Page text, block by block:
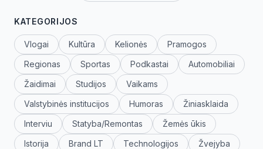
KATEGORIJOS
Vlogai Kultūra Kelionės
Pramogos
Regionas
Sportas Podkastai
Automobiliai
Žaidimai
Studijos
Vaikams
Valstybinės institucijos
Humoras
Žiniasklaida
Interviu
Statyba/Remontas
Žemės ūkis
Istorija
Brand LT Technologijos
Žvejyba